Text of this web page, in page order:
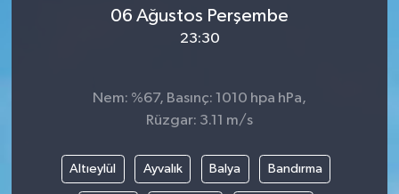
06 Ağustos Perşembe
23:30
Nem: %67, Basınç: 1010 hpa hPa,
Rüzgar: 3.11 m/s
Altıeylül Ayvalık Balya Bandırma